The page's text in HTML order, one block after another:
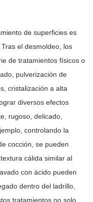
de superficies es
el desmoldeo, los
de tratamientos físicos o
pulverización de
cristalización a alta
diversos efectos
rugoso, delicado,
controlando la
cocción, se pueden
cálida similar al
con ácido pueden
dentro del ladrillo,
tratamientos no solo